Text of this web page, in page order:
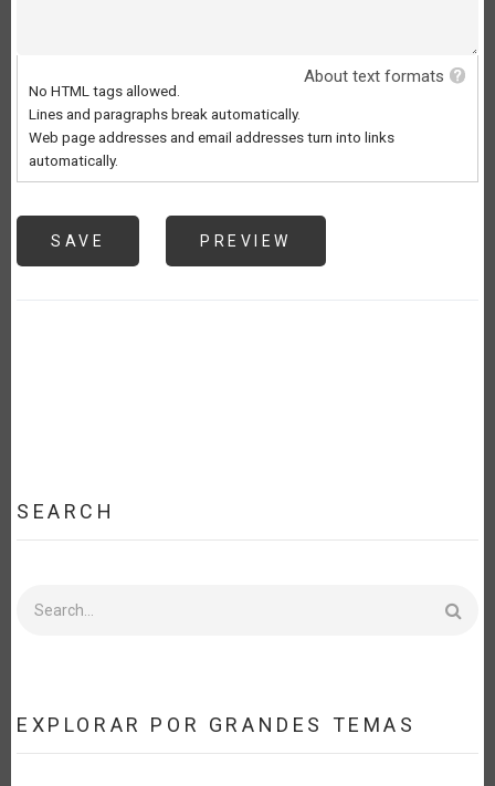
About text formats
No HTML tags allowed.
Lines and paragraphs break automatically.
Web page addresses and email addresses turn into links
automatically.
SEARCH
EXPLORAR POR GRANDES TEMAS